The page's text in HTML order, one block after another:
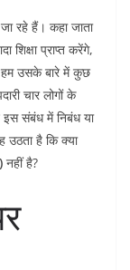
रहे हैं। कहा जाता
शिक्षा प्राप्त करेंगे,
हम उसके बारे में कुछ
चार लोगों के
इस संबंध में निबंध या
है कि क्या
नहीं है?